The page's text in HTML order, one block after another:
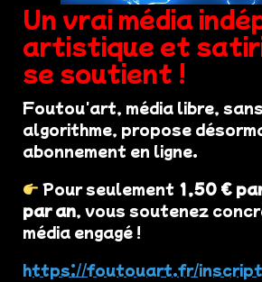
Un vrai média
artistique et
se soutient !
Foutou'art, média libre,
algorithme, propose
abonnement en ligne.
Pour seulement 1,50 €
par an, vous soutenez
média engagé !
https://foutouart.fr/